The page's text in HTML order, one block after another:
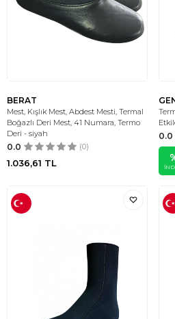
BERAT
Mest, Kışlık Mest, Abdest Mesti, Termal
Boğazlı Deri Mest, 41 Numara, Termo
Deri - siyah
0.0 (0)
1.036,61 TL
0.0